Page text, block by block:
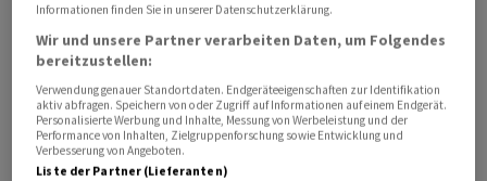
Der Bahnverkehr war demnach von der Störung nicht
betroffen, die Züge verkehrten pünktlich, wie es weiter
hiess.
Informationen finden Sie in unserer Datenschutzerklärung.
Wir und unsere Partner verarbeiten Daten, um Folgendes
bereitzustellen:
Verwendung genauer Standortdaten. Endgeräteeigenschaften zur Identifikation
aktiv abfragen. Speichern von oder Zugriff auf Informationen auf einem Endgerät.
Personalisierte Werbung und Inhalte, Messung von Werbeleistung und der
Performance von Inhalten, Zielgruppenforschung sowie Entwicklung und
Verbesserung von Angeboten.
Liste der Partner (Lieferanten)